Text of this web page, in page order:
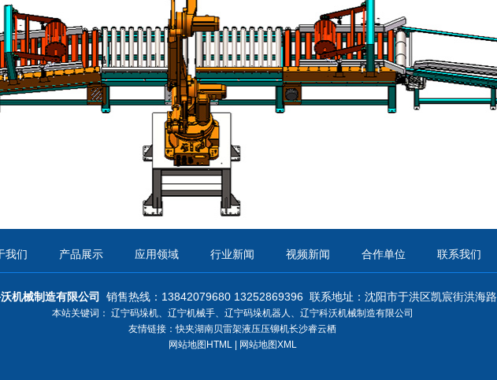
我们 产品展示 应用领域 行业新闻 视频新闻 合作单位 联系我们
机械制造有限公司 销售热线：13842079680 13252869396 联系地址： 沈阳市于洪区凯宸街洪海路
本站关键词： 辽宁码垛机、 辽宁机械手、 辽宁码垛机器人 、 辽宁科沃机械制造有限公司
友情链接：快夹湖南贝雷架液压压铆机长沙睿云栖
网站地图HTML| 网站地图XML